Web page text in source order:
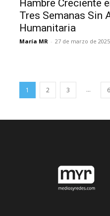
Hambre Creciente
Tres Semanas Sin
Humanitaria
María MR - 27 de marzo de 2025
1 2 3 ... 6